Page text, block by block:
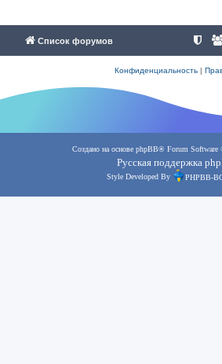
Список форумов
Конфиденциальность|
Создано на основе phpBB® Forum
Русская поддержка
Style Developed By PHPBB-